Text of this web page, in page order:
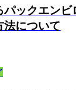
パックエンビ
法について